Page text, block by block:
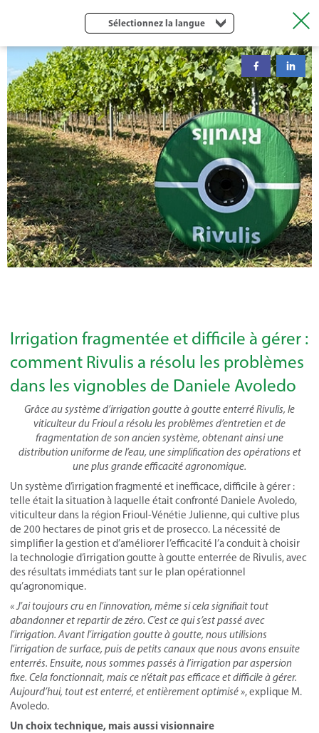
Sélectionnez la langue
Irrigation fragmentée et difficile à gérer :
comment Rivulis a résolu les problèmes
dans les vignobles de Daniele Avoledo
Grâce au système d’irrigation goutte à goutte enterré Rivulis, le
viticulteur du Frioul a résolu les problèmes d’entretien et de
fragmentation de son ancien système, obtenant ainsi une
distribution uniforme de l’eau, une simplification des opérations et
une plus grande efficacité agronomique.
Un système d’irrigation fragmenté et inefficace, difficile à gérer :
telle était la situation à laquelle était confronté Daniele Avoledo,
viticulteur dans la région Frioul-Vénétie Julienne, qui cultive plus
de 200 hectares de pinot gris et de prosecco. La nécessité de
simplifier la gestion et d’améliorer l’efficacité l’a conduit à choisir
la technologie d’irrigation goutte à goutte enterrée de Rivulis, avec
des résultats immédiats tant sur le plan opérationnel
qu’agronomique.
« J’ai toujours cru en l’innovation, même si cela signifiait tout
abandonner et repartir de zéro. C’est ce qui s’est passé avec
l’irrigation. Avant l’irrigation goutte à goutte, nous utilisions
l’irrigation de surface, puis de petits canaux que nous avons ensuite
enterrés. Ensuite, nous sommes passés à l’irrigation par aspersion
fixe. Cela fonctionnait, mais ce n’était pas efficace et difficile à gérer.
Aujourd’hui, tout est enterré, et entièrement optimisé », explique M.
Avoledo.
Un choix technique, mais aussi visionnaire